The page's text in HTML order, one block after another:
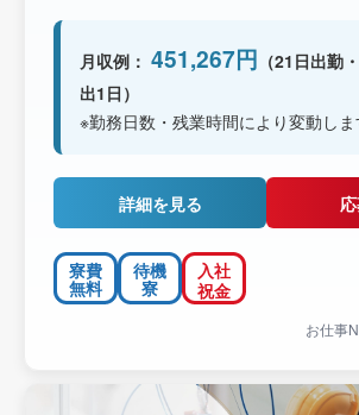
月収例： 451,267円 （21日出勤
出1日）
※勤務日数・残業時間により変動しま
詳細を見る
寮費
無料
待機
寮
入社
祝金
お仕事